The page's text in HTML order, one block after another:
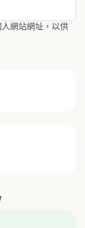
網站網址，以供